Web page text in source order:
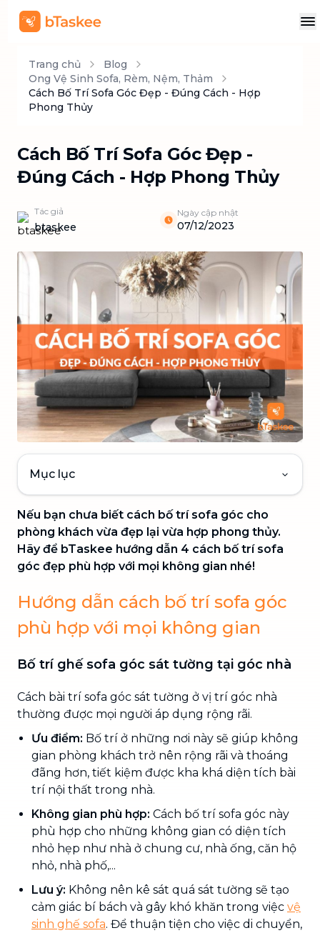
Trang chủ
Blog
Ong Vệ Sinh Sofa, Rèm, Nệm, Thảm
Cách Bố Trí Sofa Góc Đẹp - Đúng Cách - Hợp
Phong Thủy
Cách Bố Trí Sofa Góc Đẹp -
Đúng Cách - Hợp Phong Thủy
Tác giả
btaskee
Ngày cập nhật
07/12/2023
Mục lục
Nếu bạn chưa biết cách bố trí sofa góc cho
phòng khách vừa đẹp lại vừa hợp phong thủy.
Hãy để bTaskee hướng dẫn 4 cách bố trí sofa
góc đẹp phù hợp với mọi không gian nhé!
Hướng dẫn cách bố trí sofa góc
phù hợp với mọi không gian
Bố trí ghế sofa góc sát tường tại góc nhà
Cách bài trí sofa góc sát tường ở vị trí góc nhà
thường được mọi người áp dụng rộng rãi.
Ưu điểm: Bố trí ở những nơi này sẽ giúp không
gian phòng khách trở nên rộng rãi và thoáng
đãng hơn, tiết kiệm được kha khá diện tích bài
trí nội thất trong nhà.
Không gian phù hợp: Cách bố trí sofa góc này
phù hợp cho những không gian có diện tích
nhỏ hẹp như nhà ở chung cư, nhà ống, căn hộ
nhỏ, nhà phố,...
Lưu ý: Không nên kê sát quá sát tường sẽ tạo
cảm giác bí bách và gây khó khăn trong việc vệ
sinh ghế sofa. Để thuận tiện cho việc di chuyển,